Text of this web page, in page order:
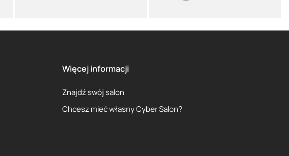
Więcej informacji
Znajdź swój salon
Chcesz mieć własny Cyber Salon?